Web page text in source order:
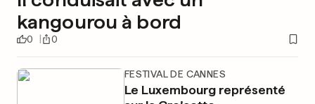
kangourou à bord
0 0
FESTIVAL DE CANNES
Le Luxembourg représenté